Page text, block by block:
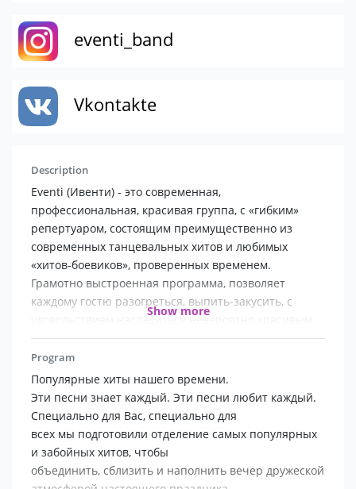
eventi_band
Vkontakte
Description
Eventi (Ивенти) - это современная,
профессиональная, красивая группа, с «гибким»
репертуаром, состоящим преимущественно из
современных танцевальных хитов и любимых
«хитов-боевиков», проверенных временем.
Грамотно выстроенная программа, позволяет
каждому гостю разогреться, выпить-закусить, с
удовольствием насладиться невероятно красивым
женским вокалом и виртуозной игрой на
музыкальных инструментах, а затем выйти
танцевать под любимую песню.
ОТЛИЧИТЕЛЬНЫЕ ОСОБЕННОСТИ ГРУППЫ
В первую очередь, это наша вокалистка Юлия
Красовская, обладающая, помимо прекрасной
внешности, пожалуй, самым мощным женским
вокалом на Урале, 3-мя музыкальными
образованиями, уникальным тембром голоса и
Show more
Program
Популярные хиты нашего времени.
Эти песни знает каждый. Эти песни любит каждый.
Специально для Вас, специально для
всех мы подготовили отделение самых популярных
и забойных хитов, чтобы
объединить, сблизить и наполнить вечер дружеской